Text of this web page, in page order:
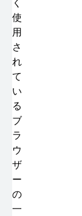
く
使
用
さ
れ
て
い
る
ブ
ラ
ウ
ザ
ー
の
一